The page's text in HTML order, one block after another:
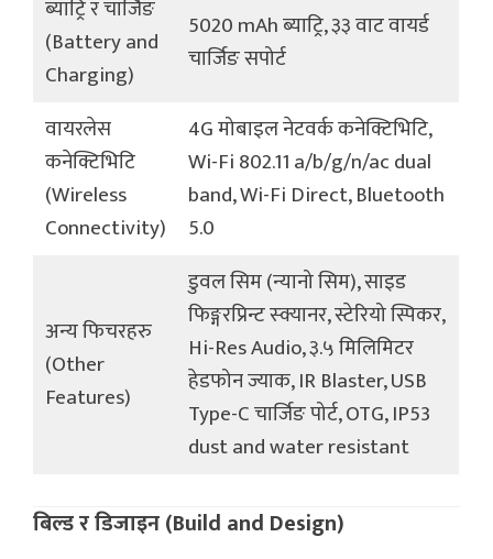
ब्याट्रि र चार्जिङ
(Battery and
Charging)
5020 mAh ब्याट्रि, ३३ वाट वायर्ड
चार्जिङ सपोर्ट
वायरलेस
कनेक्टिभिटि
(Wireless
Connectivity)
4G मोबाइल नेटवर्क कनेक्टिभिटि,
Wi-Fi 802.11 a/b/g/n/ac dual
band, Wi-Fi Direct, Bluetooth
5.0
अन्य फिचरहरु
(Other
Features)
डुवल सिम (न्यानो सिम), साइड
फिङ्गरप्रिन्ट स्क्यानर, स्टेरियो स्पिकर,
Hi-Res Audio, ३.५ मिलिमिटर
हेडफोन ज्याक, IR Blaster, USB
Type-C चार्जिङ पोर्ट, OTG, IP53
dust and water resistant
बिल्ड र डिजाइन (Build and Design)